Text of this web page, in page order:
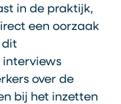
in de praktijk,
een oorzaak
dit
interviews
over de
bij het inzetten